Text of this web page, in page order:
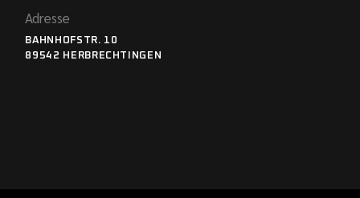
Adresse
BAHNHOFSTR. 10
89542 HERBRECHTINGEN